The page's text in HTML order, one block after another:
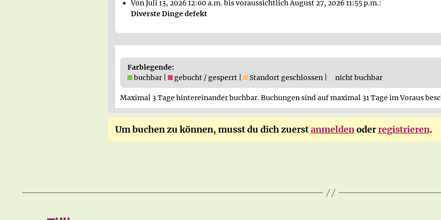
Von Juli 13, 2026 12:00 a.m. bis voraussichtlich August 27, 2026 11:55 p.m.:
Diverste Dinge defekt
Farblegende:
buchbar |
gebucht / gesperrt | Standort geschlossen | nicht buchbar
Maximal 3 Tage hintereinander buchbar. Buchungen sind auf maximal 31 Tage im Voraus
Um buchen zu können, musst du dich zuerstanmeldenoderregistrieren.